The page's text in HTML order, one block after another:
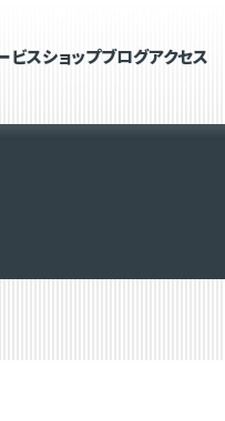
ビスショップブログアクセス